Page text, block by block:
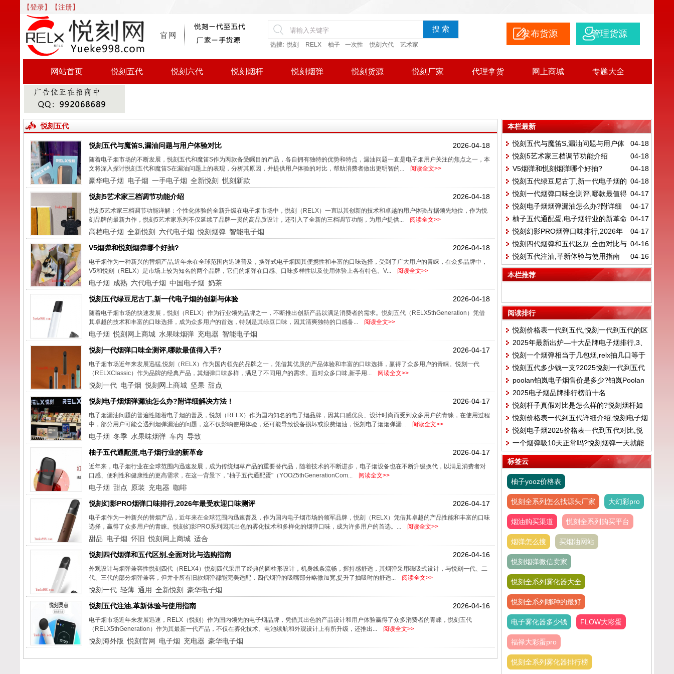
【登录】 【注册】
搜 索
热搜: 悦刻 RELX 柚子 一次性 悦刻六代 艺术家
发布货源 管理货源
网站首页 悦刻五代 悦刻六代 悦刻烟杆 悦刻烟弹 悦刻货源 悦刻厂家 代理拿货 网上商城 专题大全
悦刻五代
2026-04-18
悦刻五代与魔笛S,漏油问题与用户体验对比
随着电子烟市场的不断发展，悦刻五代和魔笛S作为两款备受瞩目的产品，各自拥有独特的优势和特点，漏油问题一直是电子烟用户关注的焦点之一，本
文将深入探讨悦刻五代和魔笛S在漏油问题上的表现，分析其原因，并提供用户体验的对比，帮助消费者做出更明智的...
阅读全文>>
豪华电子烟 电子烟 一手电子烟 全新悦刻 悦刻新款
2026-04-18
悦刻5艺术家三档调节功能介绍
悦刻5艺术家三档调节功能详解：个性化体验的全新升级在电子烟市场中，悦刻（RELX）一直以其创新的技术和卓越的用户体验占据领先地位，作为悦
刻品牌的最新力作，悦刻5艺术家系列不仅延续了品牌一贯的高品质设计，还引入了全新的三档调节功能，为用户提供...
阅读全文>>
高档电子烟 全新悦刻 六代电子烟 悦刻烟弹 智能电子烟
2026-04-18
V5烟弹和悦刻烟弹哪个好抽?
电子烟作为一种新兴的替烟产品,近年来在全球范围内迅速普及，换弹式电子烟因其便携性和丰富的口味选择，受到了广大用户的青睐，在众多品牌中，
V5和悦刻（RELX）是市场上较为知名的两个品牌，它们的烟弹在口感、口味多样性以及使用体验上各有特色。V...
阅读全文>>
电子烟 成熟 六代电子烟 中国电子烟 奶茶
2026-04-18
悦刻五代绿豆尼古丁,新一代电子烟的创新与体验
随着电子烟市场的快速发展，悦刻（RELX）作为行业领先品牌之一，不断推出创新产品以满足消费者的需求。悦刻五代（RELX5thGeneration）凭借
其卓越的技术和丰富的口味选择，成为众多用户的首选，特别是其绿豆口味，因其清爽独特的口感备...
阅读全文>>
电子烟 悦刻网上商城 水果味烟弹 充电器 智能电子烟
2026-04-17
悦刻一代烟弹口味全测评,哪款最值得入手?
电子烟市场近年来发展迅猛,悦刻（RELX）作为国内领先的品牌之一，凭借其优质的产品体验和丰富的口味选择，赢得了众多用户的青睐。悦刻一代
（RELXClassic）作为品牌的经典产品，其烟弹口味多样，满足了不同用户的需求。面对众多口味,新手用...
阅读全文>>
悦刻一代 电子烟 悦刻网上商城 坚果 甜点
2026-04-17
悦刻电子烟烟弹漏油怎么办?附详细解决方法！
电子烟漏油问题的普遍性随着电子烟的普及，悦刻（RELX）作为国内知名的电子烟品牌，因其口感优良、设计时尚而受到众多用户的青睐，在使用过程
中，部分用户可能会遇到烟弹漏油的问题，这不仅影响使用体验，还可能导致设备损坏或浪费烟油，悦刻电子烟烟弹漏...
阅读全文>>
电子烟 冬季 水果味烟弹 车内 导致
2026-04-17
柚子五代通配蛋,电子烟行业的新革命
近年来，电子烟行业在全球范围内迅速发展，成为传统烟草产品的重要替代品，随着技术的不断进步，电子烟设备也在不断升级换代，以满足消费者对
口感、便利性和健康性的更高需求，在这一背景下，"柚子五代通配蛋"（YOOZ5thGenerationCom...
阅读全文>>
电子烟 甜点 原装 充电器 咖啡
2026-04-17
悦刻幻影PRO烟弹口味排行,2026年最受欢迎口味测评
电子烟作为一种新兴的替烟产品，近年来在全球范围内迅速普及，作为国内电子烟市场的领军品牌，悦刻（RELX）凭借其卓越的产品性能和丰富的口味
选择，赢得了众多用户的青睐。悦刻幻影PRO系列因其出色的雾化技术和多样化的烟弹口味，成为许多用户的首选。...
阅读全文>>
甜品 电子烟 怀旧 悦刻网上商城 适合
2026-04-16
悦刻四代烟弹和五代区别,全面对比与选购指南
外观设计与烟弹兼容性悦刻四代（RELX4）悦刻四代采用了经典的圆柱形设计，机身线条流畅，握持感舒适，其烟弹采用磁吸式设计，与悦刻一代、二
代、三代的部分烟弹兼容，但并非所有旧款烟弹都能完美适配，四代烟弹的吸嘴部分略微加宽,提升了抽吸时的舒适...
阅读全文>>
悦刻一代 轻薄 通用 全新悦刻
豪华电子烟
2026-04-16
悦刻五代注油,革新体验与使用指南
电子烟市场近年来发展迅速，RELX（悦刻）作为国内领先的电子烟品牌，凭借其出色的产品设计和用户体验赢得了众多消费者的青睐，悦刻五代
（RELX5thGeneration）作为其最新一代产品，不仅在雾化技术、电池续航和外观设计上有所升级，还推出...
阅读全文>>
悦刻海外版 悦刻官网 电子烟 充电器 豪华电子烟
本栏最新
04-18
悦刻五代与魔笛S,漏油问题与用户体
验对比
04-18
悦刻5艺术家三档调节功能介绍
04-18
V5烟弹和悦刻烟弹哪个好抽?
04-18
悦刻五代绿豆尼古丁,新一代电子烟的
创新与体验
04-17
悦刻一代烟弹口味全测评,哪款最值得
入手?
04-17
悦刻电子烟烟弹漏油怎么办?附详细
解决方法！
04-17
柚子五代通配蛋,电子烟行业的新革命
04-17
悦刻幻影PRO烟弹口味排行,2026年
最受欢迎口味测评
04-16
悦刻四代烟弹和五代区别,全面对比与
选购指南
04-16
悦刻五代注油,革新体验与使用指南
本栏推荐
阅读排行
悦刻价格表一代到五代,悦刻一代到五代的区
别
2025年最新出炉—十大品牌电子烟排行,3、
火器AMMO
悦刻一个烟弹相当于几包烟,relx抽几口等于
一根烟?
悦刻五代多少钱一支?2025悦刻一代到五代
实时售价表
poolan铂岚电子烟售价是多少?铂岚Poolan
新国标价格参数
2025电子烟品牌排行榜前十名
悦刻杆子真假对比是怎么样的?悦刻烟杆如
何看真假
悦刻价格表一代到五代详细介绍,悦刻电子烟
三代价格和参数
悦刻电子烟2025价格表一代到五代对比,悦
刻电子烟三代价格和参数
一个烟弹吸10天正常吗?悦刻烟弹一天就能
抽完吗
标签云
柚子yooz价格表
悦刻全系列怎么找源头厂家 大幻彩pro
烟油购买渠道 悦刻全系列购买平台
烟弹怎么搜 买烟油网站
悦刻烟弹微信卖家
悦刻全系列雾化器大全
悦刻全系列哪种的最好
电子雾化器多少钱 FLOW大彩蛋
福禄大彩蛋pro
悦刻全系列雾化器排行榜